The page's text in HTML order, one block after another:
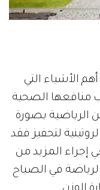
الأشياء التي
منافعها الصحية
الرياضية بصورة
لتحفيز فقد
إجراء المزيد من
في الصباح